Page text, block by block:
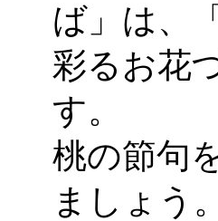
ば」は、
彩るお花
す。
桃の節句
ましょう。